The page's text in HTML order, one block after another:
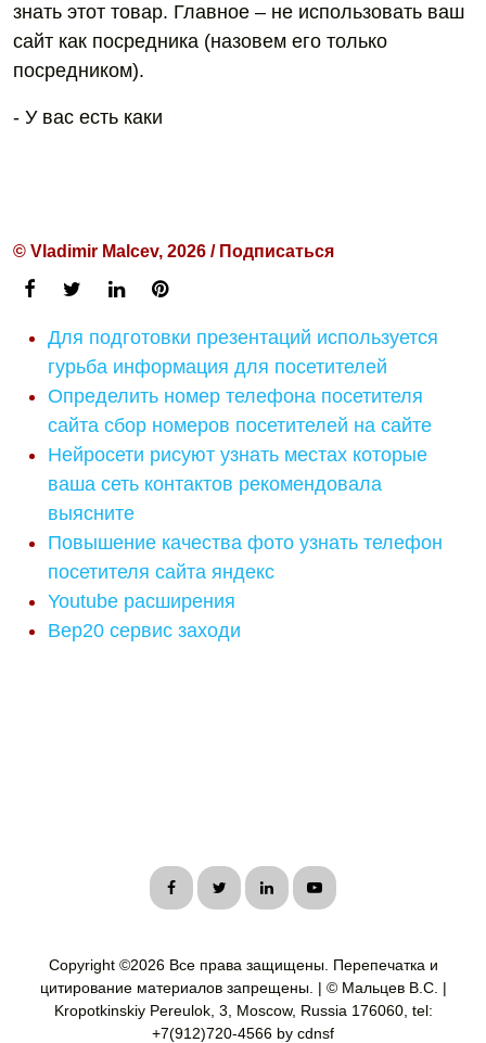
знать этот товар. Главное – не использовать ваш
сайт как посредника (назовем его только
посредником).
- У вас есть каки
© Vladimir Malcev, 2026 / Подписаться
Для подготовки презентаций используется
гурьба информация для посетителей
Определить номер телефона посетителя
сайта сбор номеров посетителей на сайте
Нейросети рисуют узнать местах которые
ваша сеть контактов рекомендовала
выясните
Повышение качества фото узнать телефон
посетителя сайта яндекс
Youtube расширения
Bep20 сервис заходи
Copyright ©2026 Все права защищены. Перепечатка и
цитирование материалов запрещены. | © Мальцев В.С. |
Kropotkinskiy Pereulok, 3, Moscow, Russia 176060, tel:
+7(912)720-4566 by cdnsf